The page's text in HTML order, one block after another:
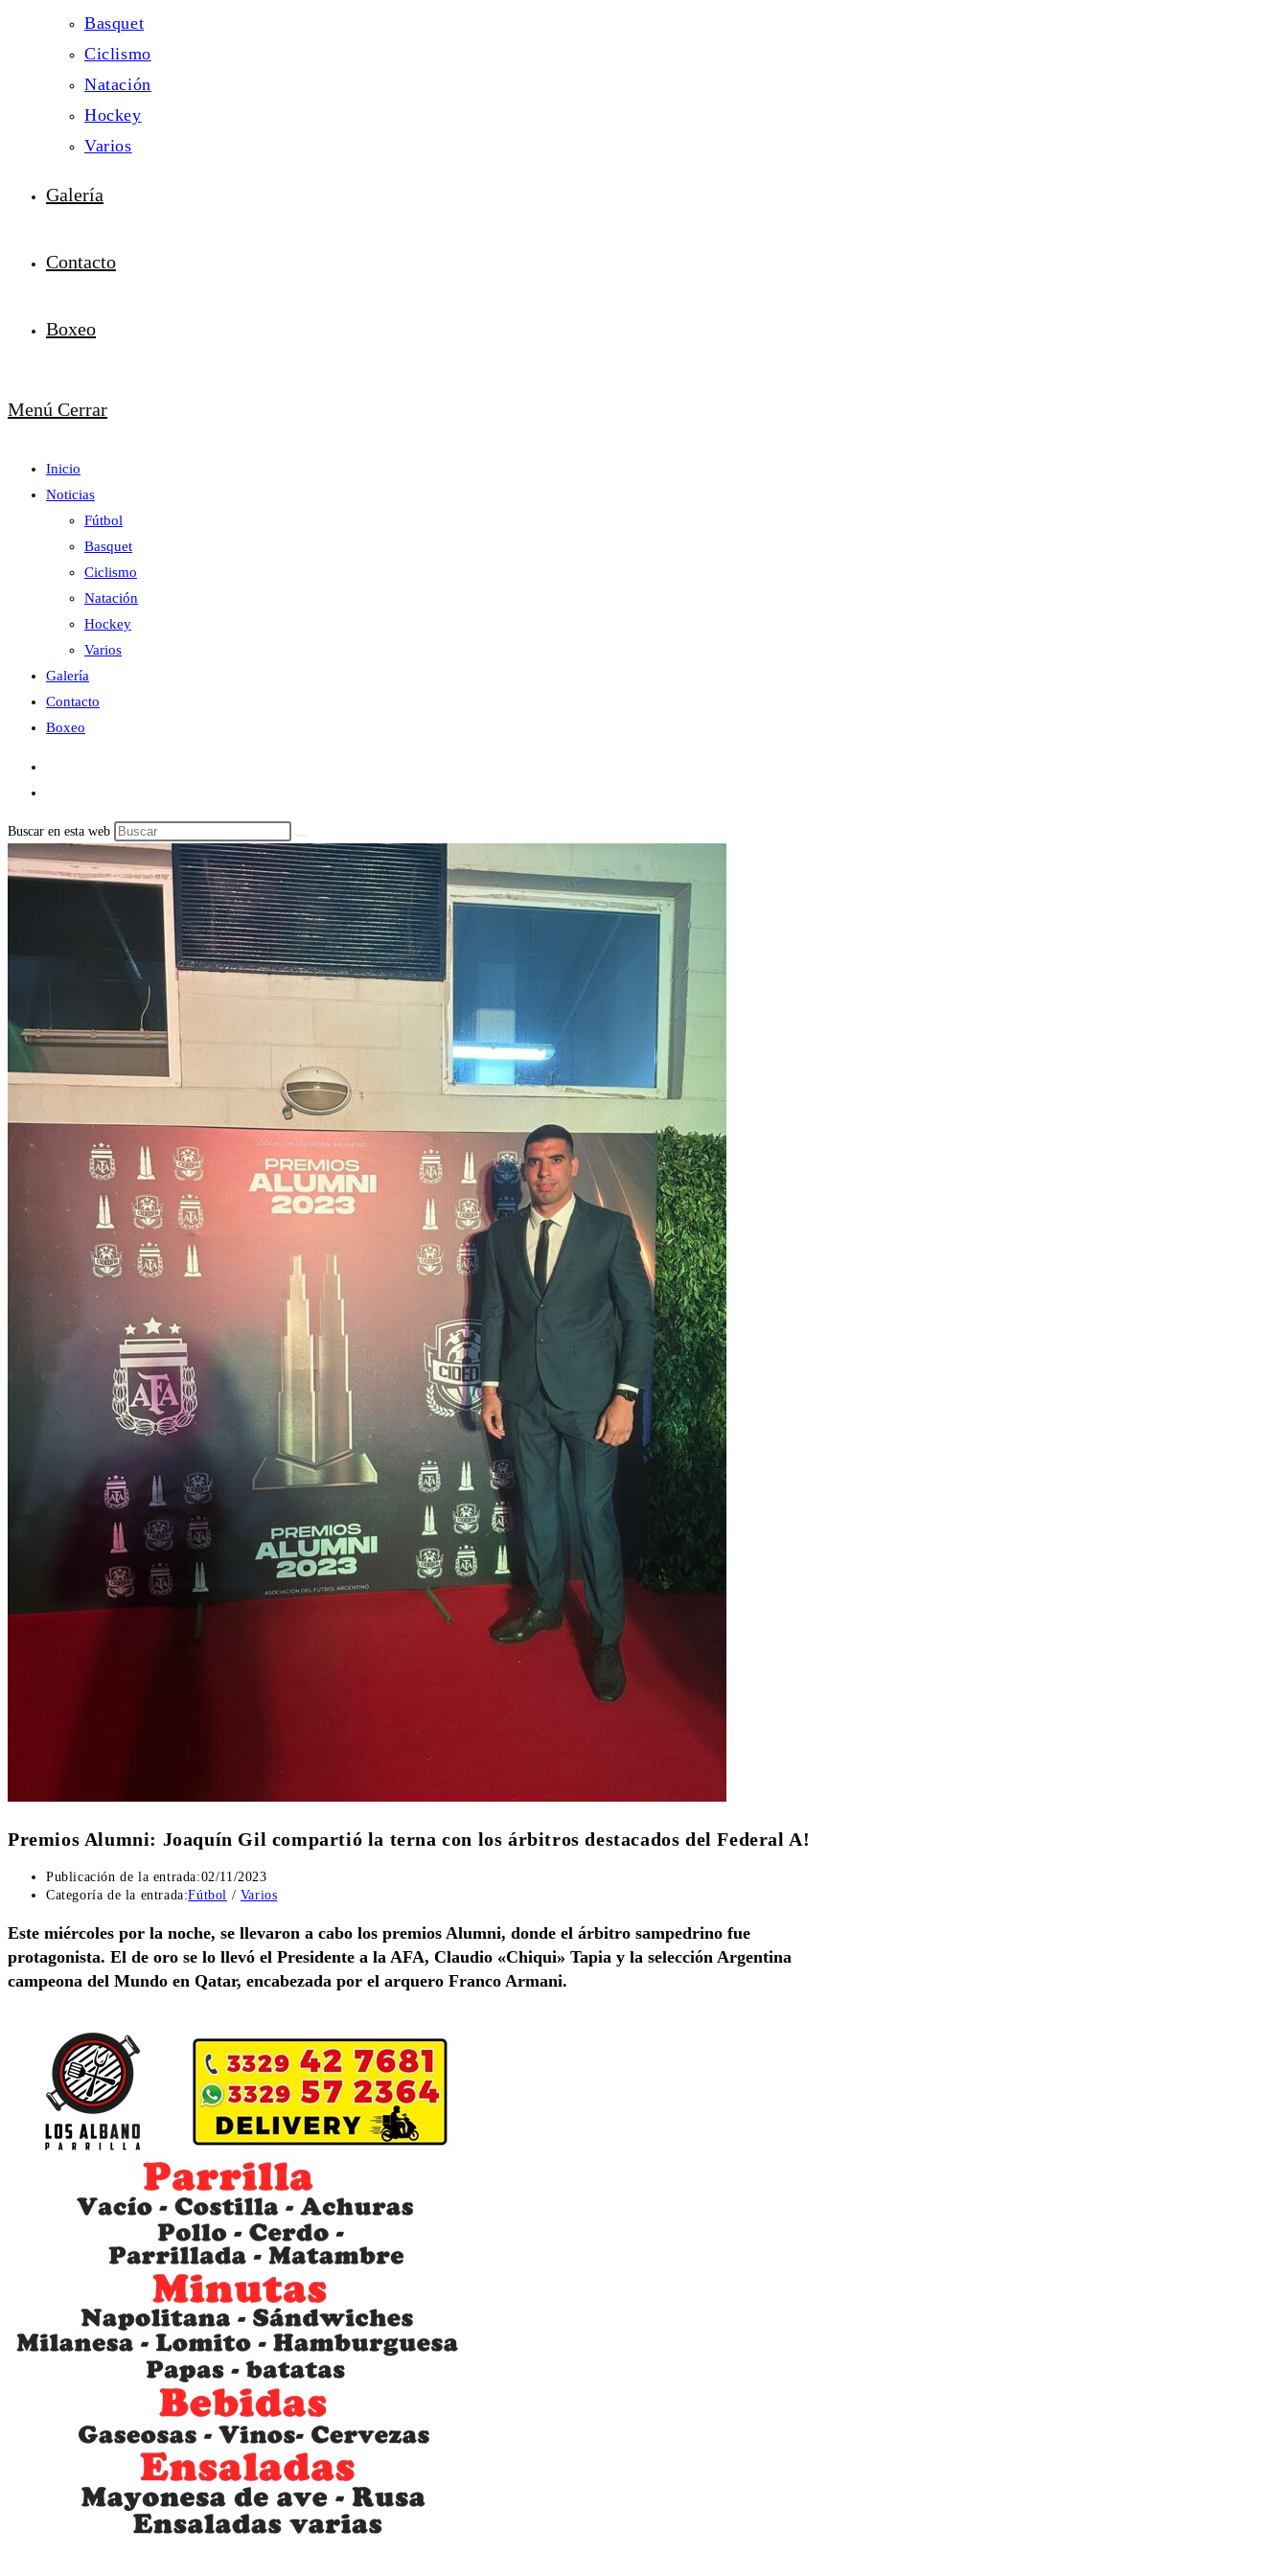
Basquet
Ciclismo
Natación
Hockey
Varios
Galería
Contacto
Boxeo
Menú Cerrar
Inicio
Noticias
Fútbol
Basquet
Ciclismo
Natación
Hockey
Varios
Galería
Contacto
Boxeo
Buscar en esta web
Premios Alumni: Joaquín Gil compartió la terna con los árbitros destacados del Federal A!
Publicación de la entrada:02/11/2023
Categoría de la entrada:Fútbol / Varios
Este miércoles por la noche, se llevaron a cabo los premios Alumni, donde el árbitro sampedrino fue
protagonista. El de oro se lo llevó el Presidente a la AFA, Claudio «Chiqui» Tapia y la selección Argentina
campeona del Mundo en Qatar, encabezada por el arquero Franco Armani.